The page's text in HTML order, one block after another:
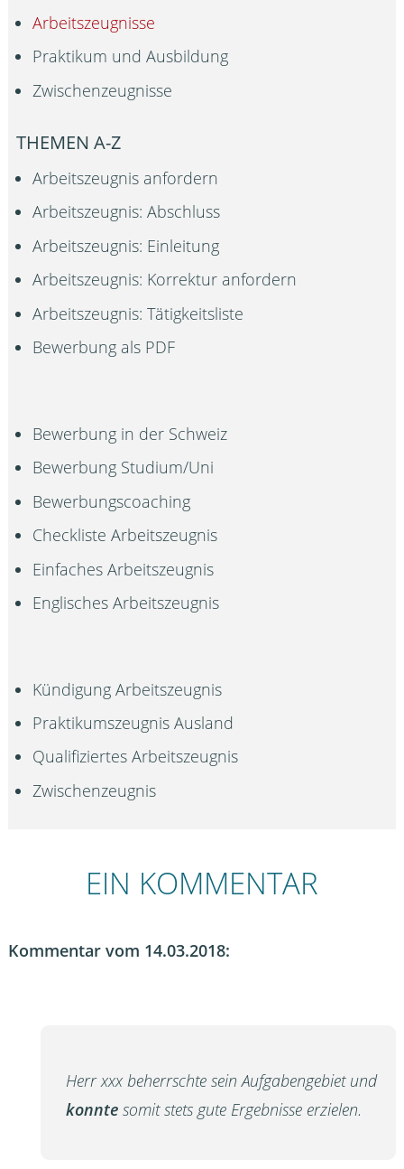
Arbeitszeugnisse
Praktikum und Ausbildung
Zwischenzeugnisse
THEMEN A-Z
Arbeitszeugnis anfordern
Arbeitszeugnis: Abschluss
Arbeitszeugnis: Einleitung
Arbeitszeugnis: Korrektur anfordern
Arbeitszeugnis: Tätigkeitsliste
Bewerbung als PDF
Bewerbung in der Schweiz
Bewerbung Studium/Uni
Bewerbungscoaching
Checkliste Arbeitszeugnis
Einfaches Arbeitszeugnis
Englisches Arbeitszeugnis
Kündigung Arbeitszeugnis
Praktikumszeugnis Ausland
Qualifiziertes Arbeitszeugnis
Zwischenzeugnis
EIN KOMMENTAR
Kommentar vom 14.03.2018:
Herr xxx beherrschte sein Aufgabengebiet und
konnte somit stets gute Ergebnisse erzielen.